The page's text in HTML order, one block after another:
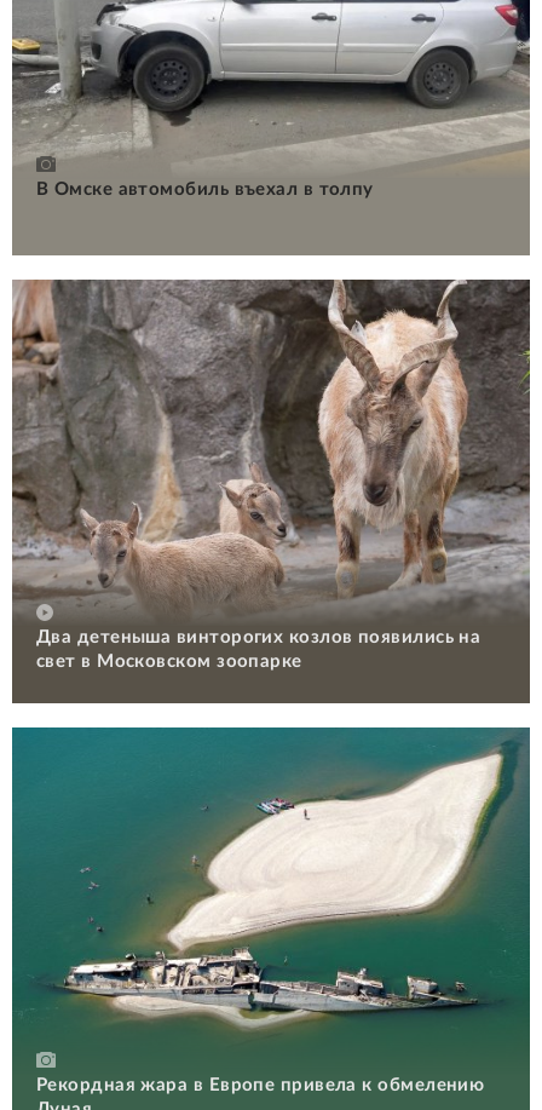
В Омске автомобиль въехал в толпу
Два детеныша винторогих козлов появились на
свет в Московском зоопарке
Рекордная жара в Европе привела к обмелению